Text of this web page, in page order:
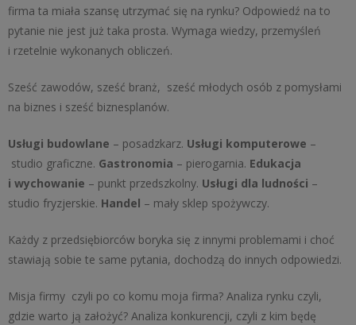
firma ta miała szansę utrzymać się na rynku? Odpowiedź na to
pytanie nie jest już taka prosta. Wymaga wiedzy, przemyśleń
i rzetelnie wykonanych obliczeń.
Sześć zawodów, sześć branż, sześć młodych osób z pomysłami
na biznes i sześć biznesplanów.
Usługi budowlane – posadzkarz. Usługi komputerowe –
studio graficzne. Gastronomia – pierogarnia. Edukacja
i wychowanie – punkt przedszkolny. Usługi dla ludności –
studio fryzjerskie. Handel – mały sklep spożywczy.
Każdy z przedsiębiorców boryka się z innymi problemami i choć
stawiają sobie te same pytania, dochodzą do innych odpowiedzi.
Misja firmy czyli po co komu moja firma? Analiza rynku czyli,
gdzie warto ją założyć? Analiza konkurencji, czyli z kim będę